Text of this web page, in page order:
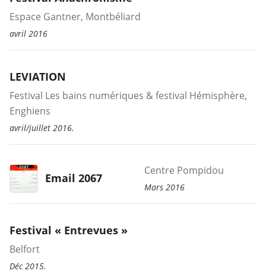
Espace Gantner, Montbéliard
avril 2016
LEVIATION
Festival Les bains numériques & festival Hémisphère,
Enghiens
avril/juillet 2016.
Email 2067
Centre Pompidou
Mars 2016
Festival « Entrevues »
Belfort
Déc 2015.